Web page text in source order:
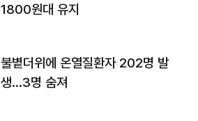
1800원대 유지
불볕더위에 온열질환자 202명 발
생…3명 숨져